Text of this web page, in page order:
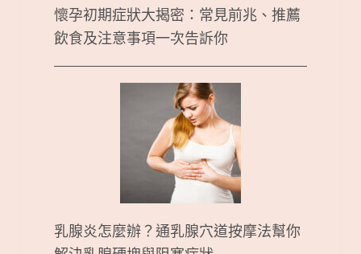
懷孕初期症狀大揭密：常見前兆、推薦
飲食及注意事項一次告訴你
乳腺炎怎麼辦？通乳腺穴道按摩法幫你